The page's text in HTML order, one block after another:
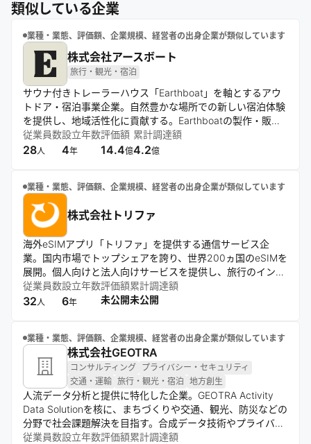
類似している企業
業種・業態、評価額、企業規模、経営者の出身企業が類似しています
株式会社アースボート
旅行・観光・宿泊
サウナ付きトレーラーハウス「Earthboat」を軸とするアウ
トドア・宿泊事業企業。自然豊かな場所での新しい宿泊体験
を提供し、地域活性化に貢献する。Earthboatの製作・販
売、宿泊施設運営、予約サイト運営、ポータブルサウナ販売
を展開。サウナ文化と組み合わせた新しいアウトドア体験を
従業員数
28人
設立年数
4年
評価額
14.4億
累計調達額
4.2億
業種・業態、評価額、企業規模、経営者の出身企業が類似しています
株式会社トリファ
海外eSIMアプリ「トリファ」を提供する通信サービス企
業。国内市場でトップシェアを誇り、世界200ヵ国のeSIMを
展開。個人向けと法人向けサービスを提供し、旅行のインフ
ラ創造を理念に掲げる。台湾進出など東アジアを中心にグロ
ーバル展開を推進中。
従業員数
32人
設立年数
6年
評価額
未公開
累計調達額
未公開
業種・業態、評価額、企業規模、経営者の出身企業が類似しています
株式会社GEOTRA
コンサルティング プライバシー・セキュリティ
交通・運輸 旅行・観光・宿泊 地方創生
人流データ分析と提供に特化した企業。GEOTRA Activity
Data Solutionを核に、まちづくりや交通、観光、防災などの
分野で社会課題解決を目指す。合成データ技術やプライバシ
ー保護を重視し、Webダッシュボードやコンサルティングを
従業員数設立年数評価額累計調達額